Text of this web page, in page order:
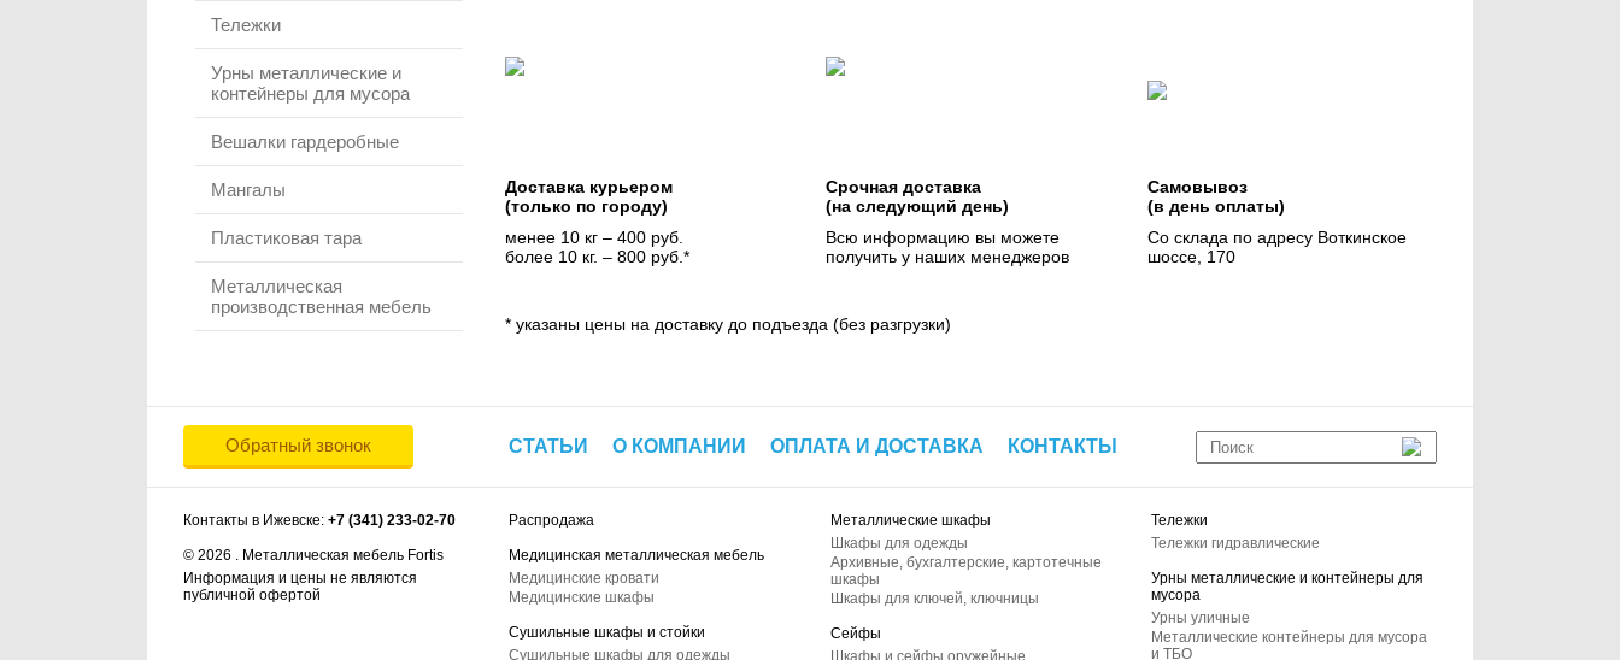
Тележки
Урны металлические и
контейнеры для мусора
Вешалки гардеробные
Мангалы
Пластиковая тара
Металлическая
производственная мебель
Доставка курьером
(только по городу)
менее 10 кг – 400 руб.
более 10 кг. – 800 руб.*
Срочная доставка
(на следующий день)
Всю информацию вы можете
получить у наших менеджеров
Самовывоз
(в день оплаты)
Со склада по адресу Воткинское
шоссе, 170
* указаны цены на доставку до подъезда (без разгрузки)
Обратный звонок СТАТЬИ О КОМПАНИИ ОПЛАТА И ДОСТАВКА КОНТАКТЫ
Контакты в Ижевске: +7 (341) 233-02-70
© 2026 . Металлическая мебель Fortis
Информация и цены не являются
публичной офертой
Распродажа
Медицинская металлическая мебель
Медицинские кровати
Медицинские шкафы
Сушильные шкафы и стойки
Сушильные шкафы для одежды
Металлические шкафы
Шкафы для одежды
Архивные, бухгалтерские, картотечные
шкафы
Шкафы для ключей, ключницы
Сейфы
Шкафы и сейфы оружейные
Тележки
Тележки гидравлические
Урны металлические и контейнеры для
мусора
Урны уличные
Металлические контейнеры для мусора
и ТБО